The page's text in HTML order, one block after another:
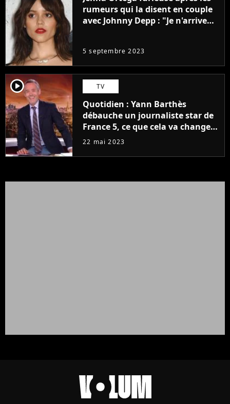
rumeurs qui la disent en couple
avec Johnny Depp : "Je n'arrive
5 septembre 2023
player2 TV
Quotidien : Yann Barthès
débauche un journaliste star de
France 5, ce que cela va changer
à la rentrée
22 mai 2023